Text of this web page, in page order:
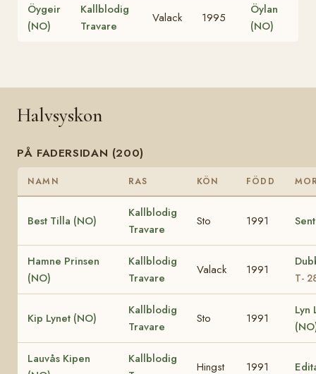
Öygeir
(NO)
Kallblodig
Travare
Valack 1995
Öylan
(NO)
Halvsyskon
PÅ FADERSIDAN (200)
NAMN RAS KÖN FÖDD
Best Tilla (NO)
Kallblodig
Travare
Sto 1991
Hamne Prinsen
(NO)
Kallblodig
Travare
Valack 1991
T-
Kip Lynet (NO)
Kallblodig
Travare
Sto 1991
Lyn
Lauvås Kipen
Kallblodig
Hingst 1991